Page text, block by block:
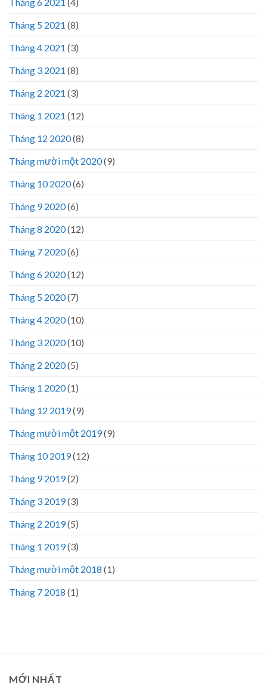
Tháng 5 2021 (8)
Tháng 4 2021 (3)
Tháng 3 2021 (8)
Tháng 2 2021 (3)
Tháng 1 2021 (12)
Tháng 12 2020(8)
Tháng mười một 2020(9)
Tháng 10 2020(6)
Tháng 9 2020(6)
Tháng 8 2020(12)
Tháng 7 2020(6)
Tháng 6 2020(12)
Tháng 5 2020(7)
Tháng 4 2020(10)
Tháng 3 2020(10)
Tháng 2 2020(5)
Tháng 1 2020(1)
Tháng 12 2019(9)
Tháng mười một 2019(9)
Tháng 10 2019(12)
Tháng 9 2019(2)
Tháng 3 2019(3)
Tháng 2 2019(5)
Tháng 1 2019(3)
Tháng mười một 2018 (1)
Tháng 7 2018 (1)
MỚI NHẤT